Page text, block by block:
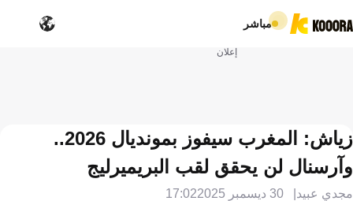
مباشر
إعلان
زياش: المغرب سيفوز بمونديال 2026..
وآرسنال لن يحقق لقب البريميرليج
مجدي عبيد 30 ديسمبر 2025 17:02